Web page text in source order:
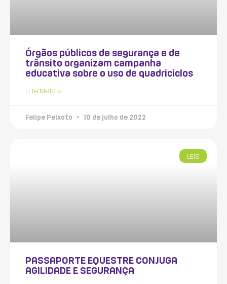
Órgãos públicos de segurança e de
trânsito organizam campanha
educativa sobre o uso de quadriciclos
LEIA MAIS »
Felipe Peixoto 10 de julho de 2022
LEIS
PASSAPORTE EQUESTRE CONJUGA
AGILIDADE E SEGURANÇA